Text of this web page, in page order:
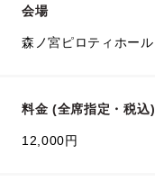
会場
森ノ宮ピロティホール
料金 (全席指定・税込)
12,000円